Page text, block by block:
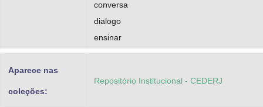
conversa
dialogo
ensinar
Aparece nas
coleções:
Repositório Institucional - CEDERJ